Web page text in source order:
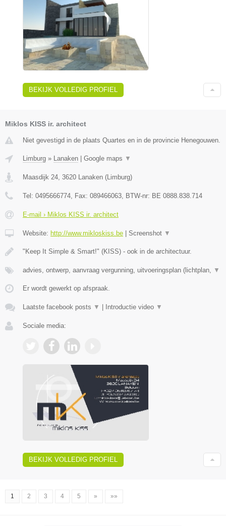
BEKIJK VOLLEDIG PROFIEL
Miklos KISS ir. architect
Niet gevestigd in de plaats Quartes en in de provincie Henegouwen.
Limburg » Lanaken Google maps ▼
Maasdijk 24, 3620 Lanaken (Limburg)
Tel: 0495666774, Fax: 089466063, BTW-nr: BE 0888.838.714
E-mail › Miklos KISS ir. architect
Website: http://www.mikloskiss.be Screenshot ▼
"Keep It Simple & Smart!" (KISS) - ook in de architectuur.
advies, ontwerp, aanvraag vergunning, uitvoeringsplan (lichtplan, ▼
Er wordt gewerkt op afspraak.
Laatste facebook posts ▼ Introductie video ▼
Sociale media:
BEKIJK VOLLEDIG PROFIEL
1 2 3 4 5 » »»